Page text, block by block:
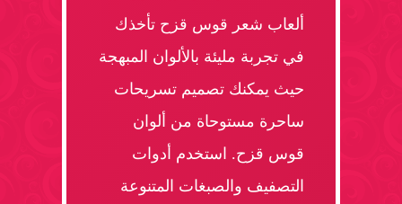
ألعاب شعر قوس قزح تأخذك
في تجربة مليئة بالألوان المبهجة
حيث يمكنك تصميم تسريحات
ساحرة مستوحاة من ألوان
قوس قزح. استخدم أدوات
التصفيف والصبغات المتنوعة